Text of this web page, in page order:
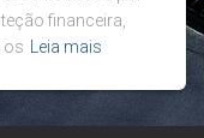
financeira,
os
Leia mais